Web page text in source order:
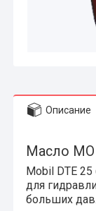
Описание
Масло
Mobil DTE
для
больших